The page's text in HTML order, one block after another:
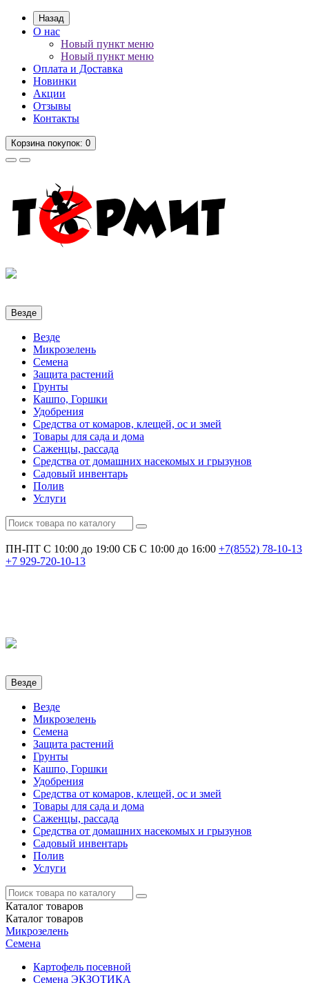
Назад
О нас
Новый пункт меню
Новый пункт меню
Оплата и Доставка
Новинки
Акции
Отзывы
Контакты
Корзинапокупок: 0
Везде
Везде
Микрозелень
Семена
Защита растений
Грунты
Кашпо, Горшки
Удобрения
Средства от комаров, клещей, ос и змей
Товары для сада и дома
Саженцы, рассада
Средства от домашних насекомых и грызунов
Садовый инвентарь
Полив
Услуги
ПН-ПТ С 10:00 до 19:00 СБ С 10:00 до 16:00 +7(8552) 78-10-13
+7 929-720-10-13
Везде
Везде
Микрозелень
Семена
Защита растений
Грунты
Кашпо, Горшки
Удобрения
Средства от комаров, клещей, ос и змей
Товары для сада и дома
Саженцы, рассада
Средства от домашних насекомых и грызунов
Садовый инвентарь
Полив
Услуги
Каталог товаров
Каталог товаров
Микрозелень
Семена
Картофель посевной
Семена ЭКЗОТИКА